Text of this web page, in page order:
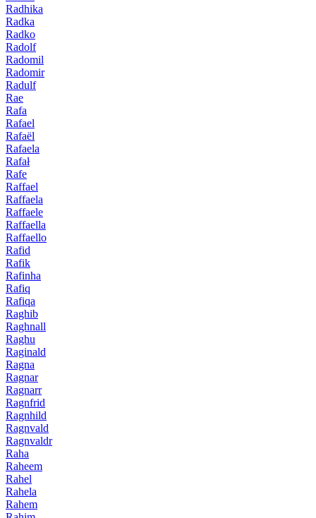
Radhika
Radka
Radko
Radolf
Radomil
Radomir
Radulf
Rae
Rafa
Rafael
Rafaël
Rafaela
Rafał
Rafe
Raffael
Raffaela
Raffaele
Raffaella
Raffaello
Rafid
Rafik
Rafinha
Rafiq
Rafiqa
Raghib
Raghnall
Raghu
Raginald
Ragna
Ragnar
Ragnarr
Ragnfrid
Ragnhild
Ragnvald
Ragnvaldr
Raha
Raheem
Rahel
Rahela
Rahem